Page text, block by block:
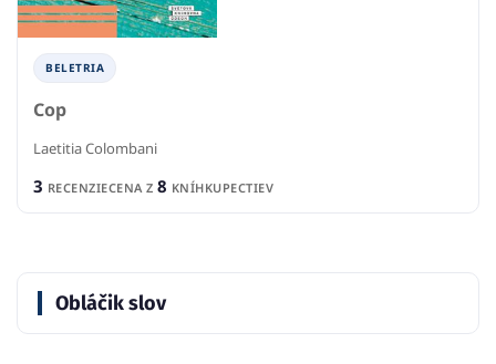
BELETRIA
Cop
Laetitia Colombani
3 RECENZIECENA Z 8 KNÍHKUPECTIEV
Obláčik slov